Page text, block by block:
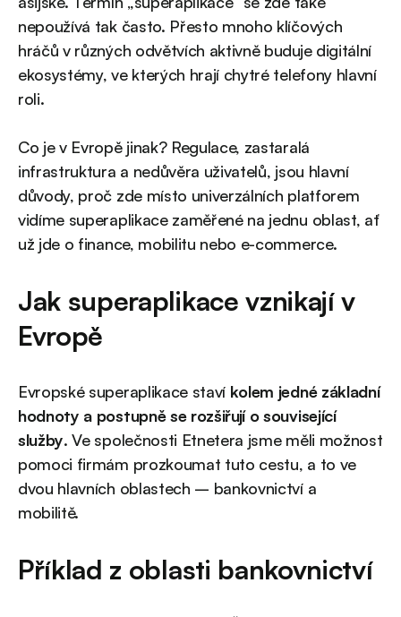
nepoužívá tak často. Přesto mnoho klíčových
hráčů v různých odvětvích aktivně buduje digitální
ekosystémy, ve kterých hrají chytré telefony hlavní
roli.
Co je v Evropě jinak? Regulace, zastaralá
infrastruktura a nedůvěra uživatelů, jsou hlavní
důvody, proč zde místo univerzálních platforem
vidíme superaplikace zaměřené na jednu oblast, ať
už jde o finance, mobilitu nebo e-commerce.
Jak superaplikace vznikají v
Evropě
Evropské superaplikace staví kolem jedné základní
hodnoty a postupně se rozšiřují o související
služby. Ve společnosti Etnetera jsme měli možnost
pomoci firmám prozkoumat tuto cestu, a to ve
dvou hlavních oblastech – bankovnictví a
mobilitě.
Příklad z oblasti bankovnictví